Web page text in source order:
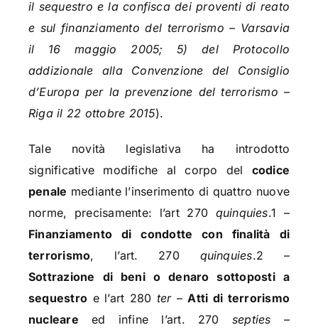
il sequestro e la confisca dei proventi di reato
e sul finanziamento del terrorismo – Varsavia
il 16 maggio 2005; 5) del Protocollo
addizionale alla Convenzione del Consiglio
d’Europa per la prevenzione del terrorismo –
Riga il 22 ottobre 2015).
Tale novità legislativa ha introdotto
significative modifiche al corpo del codice
penale mediante l’inserimento di quattro nuove
norme, precisamente: l’art 270 quinquies.1 –
Finanziamento di condotte con finalità di
terrorismo, l’art. 270 quinquies.2 –
Sottrazione di beni o denaro sottoposti a
sequestro e l’art 280 ter–Atti di terrorismo
nucleare ed infine l’art. 270 septies –